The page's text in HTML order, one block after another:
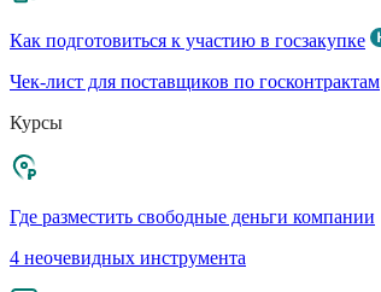
Как подготовиться к участию в госзакупке
Чек-лист для поставщиков по госконтрактам
Курсы
Где разместить свободные деньги компании
4 неочевидных инструмента